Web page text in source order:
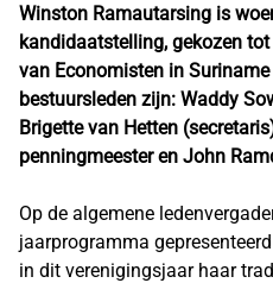
Winston Ramautarsing is
kandidaatstelling, gekozen
van Economisten in Suriname
bestuursleden zijn: Waddy
Brigette van Hetten
penningmeester en John
Op de algemene
jaarprogramma
in dit verenigingsjaar haar